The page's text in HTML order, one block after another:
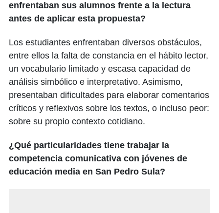
enfrentaban sus alumnos frente a la lectura
antes de aplicar esta propuesta?
Los estudiantes enfrentaban diversos obstáculos,
entre ellos la falta de constancia en el hábito lector,
un vocabulario limitado y escasa capacidad de
análisis simbólico e interpretativo. Asimismo,
presentaban dificultades para elaborar comentarios
críticos y reflexivos sobre los textos, o incluso peor:
sobre su propio contexto cotidiano.
¿Qué particularidades tiene trabajar la
competencia comunicativa con jóvenes de
educación media en San Pedro Sula?